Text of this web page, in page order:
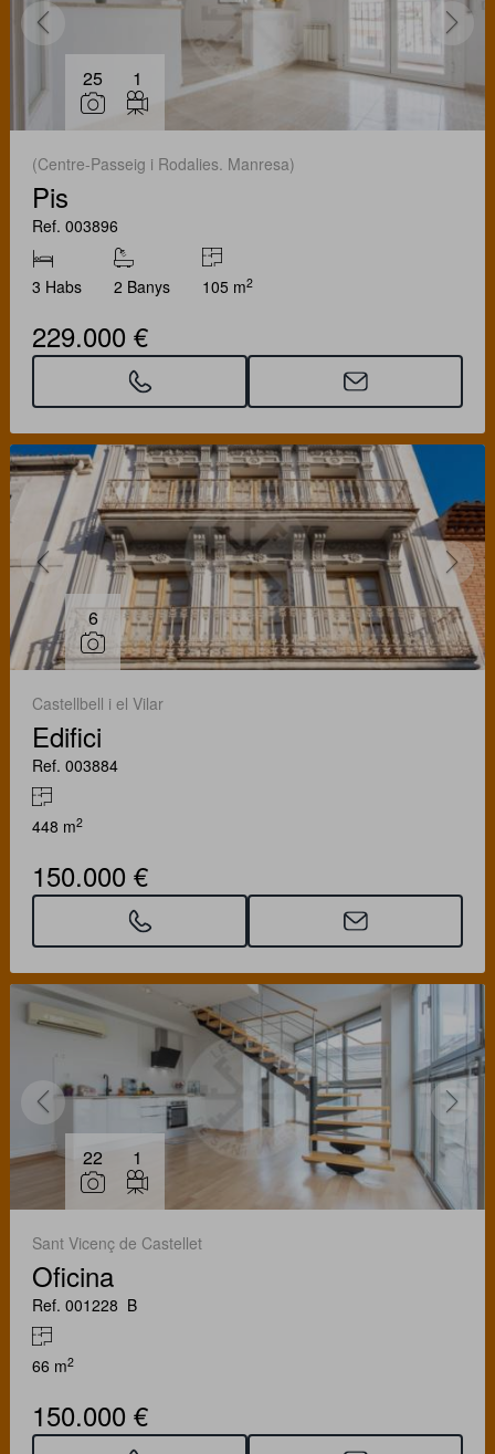
25 1
(Centre-Passeig i Rodalies. Manresa)
Pis
Ref. 003896
3 Habs 2 Banys 105 m2
229.000 €
6
Castellbell i el Vilar
Edifici
Ref. 003884
448 m2
150.000 €
22 1
Sant Vicenç de Castellet
Oficina
Ref. 001228_B
66 m2
150.000 €